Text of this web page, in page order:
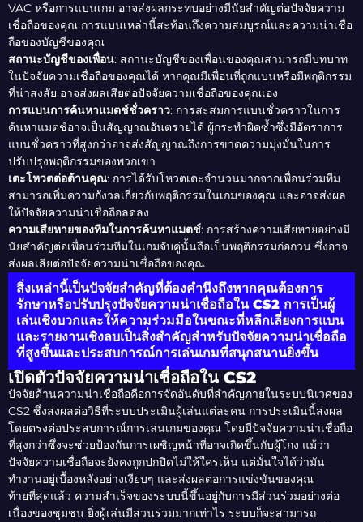
VAC หรือการแบนเกม อาจส่งผลกระทบอย่างมีนัยสำคัญต่อปัจจัยความ
เชื่อถือของคุณ การแบนเหล่านี้สะท้อนถึงความสมบูรณ์และความน่าเชื่อ
ถือของบัญชีของคุณ
สถานะบัญชีของเพื่อน: สถานะบัญชีของเพื่อนของคุณสามารถมีบทบาท
ในปัจจัยความเชื่อถือของคุณได้ หากคุณมีเพื่อนที่ถูกแบนหรือมีพฤติกรรม
ที่น่าสงสัย อาจส่งผลเสียต่อปัจจัยความเชื่อถือของคุณเอง
การแบนการค้นหาแมตช์ชั่วคราว: การสะสมการแบนชั่วคราวในการ
ค้นหาแมตช์อาจเป็นสัญญาณอันตรายได้ ผู้กระทำผิดซ้ำซึ่งมีอัตราการ
แบนชั่วคราวที่สูงกว่าอาจส่งสัญญาณถึงการขาดความมุ่งมั่นในการ
ปรับปรุงพฤติกรรมของพวกเขา
เตะโหวตต่อต้านคุณ: การได้รับโหวตเตะจำนวนมากจากเพื่อนร่วมทีม
สามารถเพิ่มความกังวลเกี่ยวกับพฤติกรรมในเกมของคุณ และอาจส่งผล
ให้ปัจจัยความน่าเชื่อถือลดลง
ความเสียหายของทีมในการค้นหาแมตช์: การสร้างความเสียหายอย่างมี
นัยสำคัญต่อเพื่อนร่วมทีมในเกมจับคู่นั้นถือเป็นพฤติกรรมก่อกวน ซึ่งอาจ
ส่งผลเสียต่อปัจจัยความน่าเชื่อถือของคุณ
สิ่งเหล่านี้เป็นปัจจัยสำคัญที่ต้องคำนึงถึงหากคุณต้องการ
รักษาหรือปรับปรุงปัจจัยความน่าเชื่อถือใน CS2 การเป็นผู้
เล่นเชิงบวกและให้ความร่วมมือในขณะที่หลีกเลี่ยงการแบน
และรายงานเชิงลบเป็นสิ่งสำคัญสำหรับปัจจัยความน่าเชื่อถือ
ที่สูงขึ้นและประสบการณ์การเล่นเกมที่สนุกสนานยิ่งขึ้น
เปิดตัวปัจจัยความน่าเชื่อถือใน CS2
ปัจจัยด้านความน่าเชื่อถือคือการจัดอันดับที่สำคัญภายในระบบนิเวศของ
CS2 ซึ่งส่งผลต่อวิธีที่ระบบประเมินผู้เล่นแต่ละคน การประเมินนี้ส่งผล
โดยตรงต่อประสบการณ์การเล่นเกมของคุณ โดยมีปัจจัยความน่าเชื่อถือ
ที่สูงกว่าซึ่งจะช่วยป้องกันการเผชิญหน้าที่อาจเกิดขึ้นกับผู้โกง แม้ว่า
ปัจจัยความเชื่อถือจะยังคงถูกปกปิดไม่ให้ใครเห็น แต่มั่นใจได้ว่ามัน
ทำงานอยู่เบื้องหลังอย่างเงียบๆ และส่งผลต่อการแข่งขันของคุณ
ท้ายที่สุดแล้ว ความสำเร็จของระบบนี้ขึ้นอยู่กับการมีส่วนร่วมอย่างต่อ
เนื่องของชุมชน ยิ่งผู้เล่นมีส่วนร่วมมากเท่าไร ระบบก็จะสามารถ